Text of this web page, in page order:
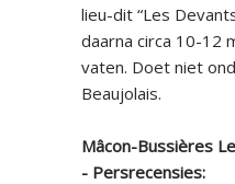
lieu-dit “Les
daarna circa 10-12
vaten. Doet niet
Beaujolais.
Mâcon-Bussières
- Persrecensies: